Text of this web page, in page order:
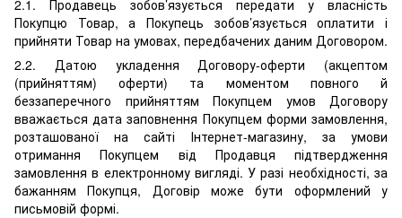
2.1. Продавець зобов’язується передати у власність
Покупцю Товар, а Покупець зобов’язується оплатити і
прийняти Товар на умовах, передбачених даним Договором.
2.2. Датою укладення Договору-оферти (акцептом
(прийняттям) оферти) та моментом повного й
беззаперечного прийняттям Покупцем умов Договору
вважається дата заповнення Покупцем форми замовлення,
розташованої на сайті Інтернет-магазину, за умови
отримання Покупцем від Продавця підтвердження
замовлення в електронному вигляді. У разі необхідності, за
бажанням Покупця, Договір може бути оформлений у
письмовій формі.